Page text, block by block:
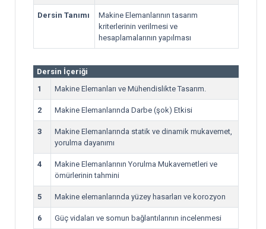
Dersin Tanımı
Makine Elemanlarının tasarım
kriterlerinin verilmesi ve
hesaplamalarının yapılması
Dersin İçeriği
1
Makine Elemanları ve Mühendislikte Tasarım.
2 Makine Elemanlarında Darbe (şok) Etkisi
3
Makine Elemanlarında statik ve dinamik mukavemet,
yorulma dayanımı
4
Makine Elemanlarının Yorulma Mukavemetleri ve
ömürlerinin tahmini
5 Makine elemanlarında yüzey hasarları ve korozyon
6 Güç vidaları ve somun bağlantılarının incelenmesi